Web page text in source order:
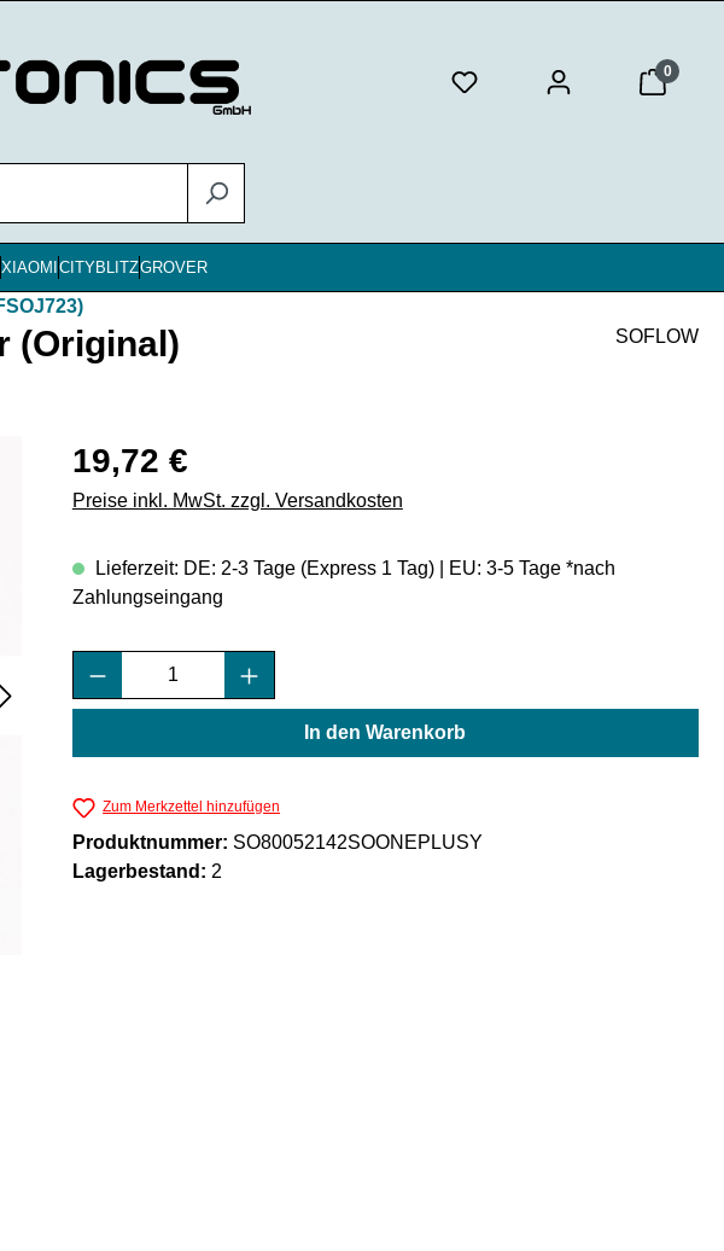
0
XIAOMI CITYBLITZGROVER
(Original) SOFLOW
Regulärer Preis:
19,72 €
Preise inkl. MwSt. zzgl. Versandkosten
Lieferzeit: DE: 2-3 Tage (Express 1 Tag) | EU: 3-5 Tage *nach
Zahlungseingang
Produkt Anzahl: Gib den gewünschten Wert ein
In den Warenkorb
Zum Merkzettel hinzufügen
Produktnummer: SO80052142SOONEPLUSY
Lagerbestand: 2